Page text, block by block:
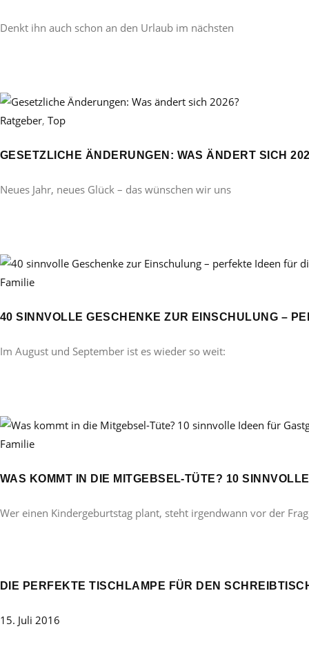
Denkt ihn auch schon an den Urlaub im nächsten
Ratgeber, Top
GESETZLICHE ÄNDERUNGEN: WAS ÄNDERT SICH
Neues Jahr, neues Glück – das wünschen wir uns
Familie
40 SINNVOLLE GESCHENKE ZUR EINSCHULUNG –
Im August und September ist es wieder so weit:
Familie
WAS KOMMT IN DIE MITGEBSEL-TÜTE? 10
Wer einen Kindergeburtstag plant, steht irgendwann vor der
DIE PERFEKTE TISCHLAMPE FÜR DEN
15. Juli 2016